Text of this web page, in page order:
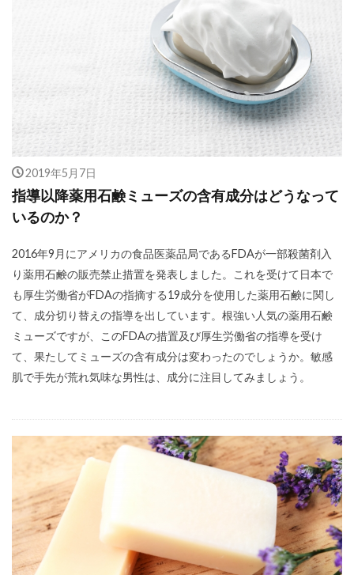
2019年5月7日
指導以降薬用石鹸ミューズの含有成分はどうなって
いるのか？
2016年9月にアメリカの食品医薬品局であるFDAが一部殺菌剤入
り薬用石鹸の販売禁止措置を発表しました。これを受けて日本で
も厚生労働省がFDAの指摘する19成分を使用した薬用石鹸に関し
て、成分切り替えの指導を出しています。根強い人気の薬用石鹸
ミューズですが、このFDAの措置及び厚生労働省の指導を受け
て、果たしてミューズの含有成分は変わったのでしょうか。敏感
肌で手先が荒れ気味な男性は、成分に注目してみましょう。